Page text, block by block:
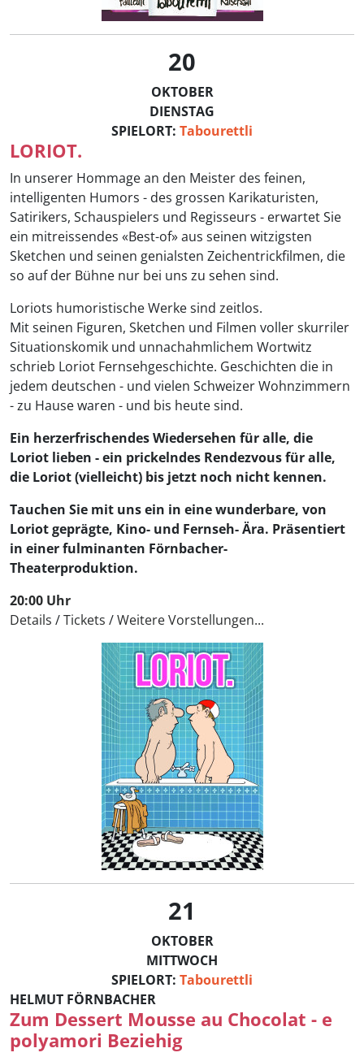
20
OKTOBER
DIENSTAG
SPIELORT: Tabourettli
LORIOT.
In unserer Hommage an den Meister des feinen,
intelligenten Humors - des grossen Karikaturisten,
Satirikers, Schauspielers und Regisseurs - erwartet Sie
ein mitreissendes «Best-of» aus seinen witzigsten
Sketchen und seinen genialsten Zeichentrickfilmen, die
so auf der Bühne nur bei uns zu sehen sind.
Loriots humoristische Werke sind zeitlos.
Mit seinen Figuren, Sketchen und Filmen voller skurriler
Situationskomik und unnachahmlichem Wortwitz
schrieb Loriot Fernsehgeschichte. Geschichten die in
jedem deutschen - und vielen Schweizer Wohnzimmern
- zu Hause waren - und bis heute sind.
Ein herzerfrischendes Wiedersehen für alle, die
Loriot lieben - ein prickelndes Rendezvous für alle,
die Loriot (vielleicht) bis jetzt noch nicht kennen.
Tauchen Sie mit uns ein in eine wunderbare, von
Loriot geprägte, Kino- und Fernseh- Ära. Präsentiert
in einer fulminanten Förnbacher-
Theaterproduktion.
20:00 Uhr
Details /Tickets /Weitere Vorstellungen...
21
OKTOBER
MITTWOCH
SPIELORT: Tabourettli
HELMUT FÖRNBACHER
Zum Dessert Mousse au Chocolat - e
polyamori Beziehig